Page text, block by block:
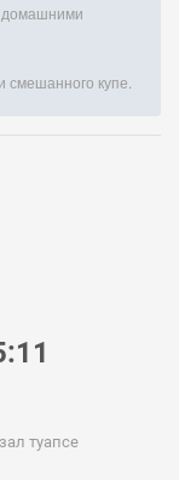
домашними
смешанного купе.
туапсе